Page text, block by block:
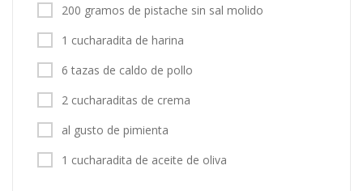
200 gramos de pistache sin sal molido
1 cucharadita de harina
6 tazas de caldo de pollo
2 cucharaditas de crema
al gusto de pimienta
1 cucharadita de aceite de oliva